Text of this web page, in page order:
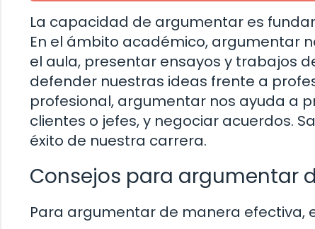
La capacidad de argumentar es
En el ámbito académico, argumentar
el aula, presentar ensayos y trabajos
defender nuestras ideas frente a
profesional, argumentar nos ayuda a
clientes o jefes, y negociar acuerdos.
éxito de nuestra carrera.
Consejos para argumentar
Para argumentar de manera efectiva,